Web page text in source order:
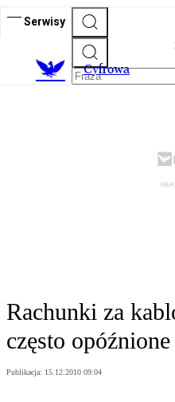
Serwisy
Cyfrowa
Rachunki za
często opóźnione
Publikacja: 15.12.2010 09:04